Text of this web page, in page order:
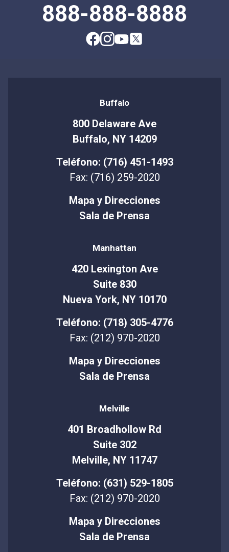
888-888-8888
Buffalo
800 Delaware Ave
Buffalo, NY 14209
Teléfono: (716) 451-1493
Fax: (716) 259-2020
Mapa y Direcciones
Sala de Prensa
Manhattan
420 Lexington Ave
Suite 830
Nueva York, NY 10170
Teléfono: (718) 305-4776
Fax: (212) 970-2020
Mapa y Direcciones
Sala de Prensa
Melville
401 Broadhollow Rd
Suite 302
Melville, NY 11747
Teléfono: (631) 529-1805
Fax: (212) 970-2020
Mapa y Direcciones
Sala de Prensa